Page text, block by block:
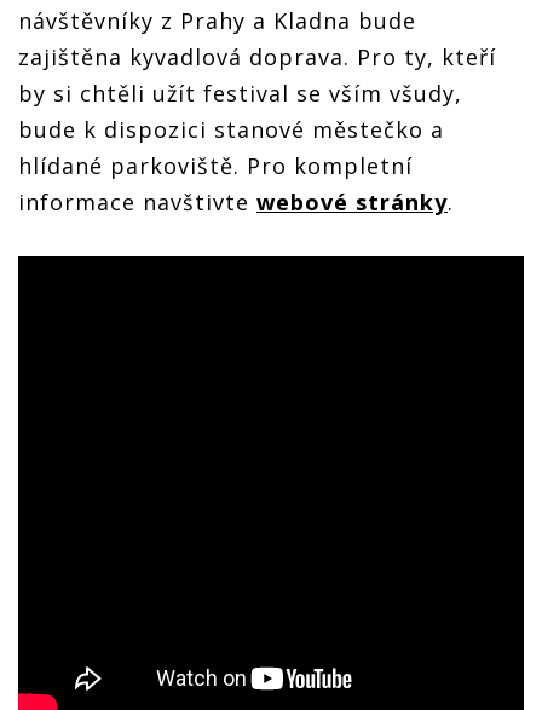
návštěvníky z Prahy a Kladna bude
zajištěna kyvadlová doprava. Pro ty, kteří
by si chtěli užít festival se vším všudy,
bude k dispozici stanové městečko a
hlídané parkoviště. Pro kompletní
informace navštivte webové stránky.